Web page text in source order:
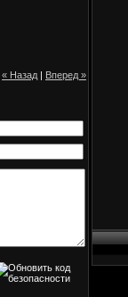
« Назад Вперед »